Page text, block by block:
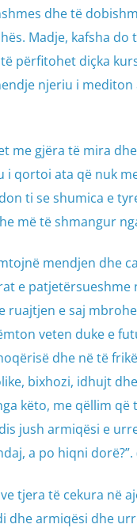
dhe të
Madje, kafsha do
përfitohet diçka
njeriu i
me gjëra të mira
qortoi ata që nuk
ti se shumica e
më të shmangur
mendjen dhe
e
ruajtjen e saj
veten duke e
dhe në të
bixhozi, idhujt
këto, me qëllim
jush armiqësi e
a po hiqni dorë?”.
tjera të cekura në
armiqësi dhe